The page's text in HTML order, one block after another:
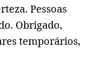
Pessoas
Obrigado,
temporários,